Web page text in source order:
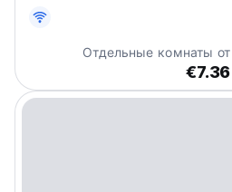
translated from original language)
Отдельные комнаты от
€7.36